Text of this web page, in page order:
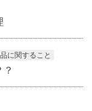
に関すること